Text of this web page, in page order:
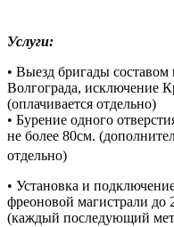
Услуги:
• Выезд бригады составом
Волгограда, исключение
(оплачивается отдельно)
• Бурение одного
не более 80см.
отдельно)
• Установка и
фреоновой магистрали до
(каждый последующий